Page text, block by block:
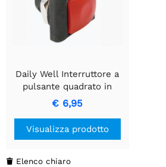
Daily Well Interruttore a
pulsante quadrato in
metallo con tappo rosso -
1P SPST OFF-(ON)
€ 6,95
Visualizza prodotto
 Elenco chiaro